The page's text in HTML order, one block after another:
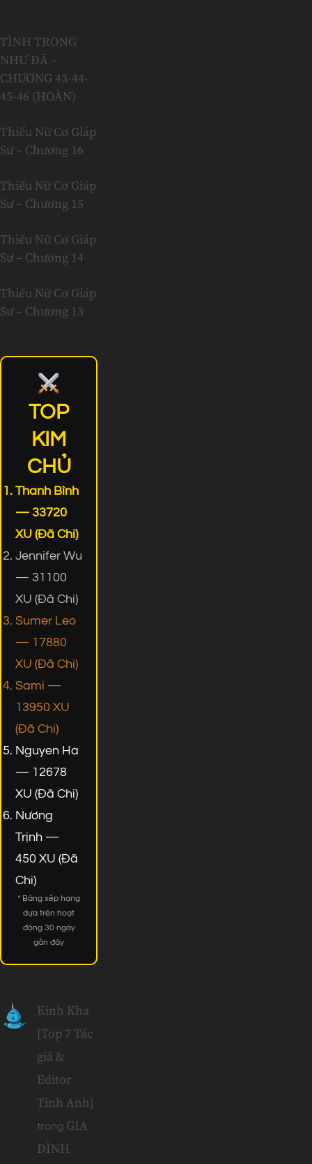
TÌNH TRONG
NHƯ ĐÃ –
CHƯƠNG 43-44-
45-46 (HOÀN)
Thiếu Nữ Cơ Giáp
Sư – Chương 16
Thiếu Nữ Cơ Giáp
Sư – Chương 15
Thiếu Nữ Cơ Giáp
Sư – Chương 14
Thiếu Nữ Cơ Giáp
Sư – Chương 13
TOP
KIM
CHỦ
Thanh Bình
— 33720
XU (Đã Chi)
Jennifer Wu
— 31100
XU (Đã Chi)
Sumer Leo
— 17880
XU (Đã Chi)
Sami —
13950 XU
(Đã Chi)
Nguyen Ha
— 12678
XU (Đã Chi)
Nương
Trịnh —
450 XU (Đã
Chi)
* Bảng xếp hạng
dựa trên hoạt
động 30 ngày
gần đây
Kinh Kha
[Top 7 Tác
giả &
Editor
Tinh Anh]
trong GIA
ĐÌNH